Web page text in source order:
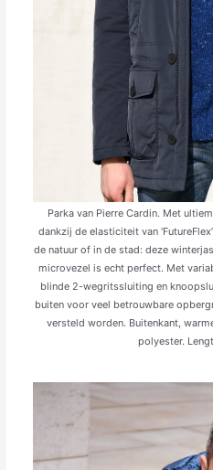
Parka van Pierre Cardin. Met
dankzij de elasticiteit van
de natuur of in de stad: deze
microvezel is echt perfect. Met
blinde 2-wegritssluiting en
buiten voor veel betrouwbare
versteld worden. Buitenkant,
polyester.